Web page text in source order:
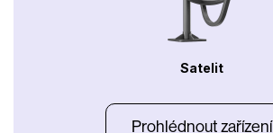
Satelit
Prohlédnout zařízení